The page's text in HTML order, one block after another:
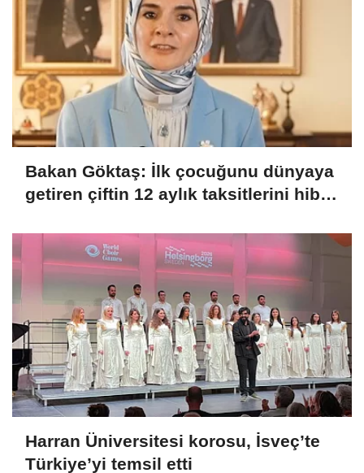
Bakan Göktaş: İlk çocuğunu dünyaya
getiren çiftin 12 aylık taksitlerini hibe
Harran Üniversitesi korosu, İsveç’te
Türkiye’yi temsil etti